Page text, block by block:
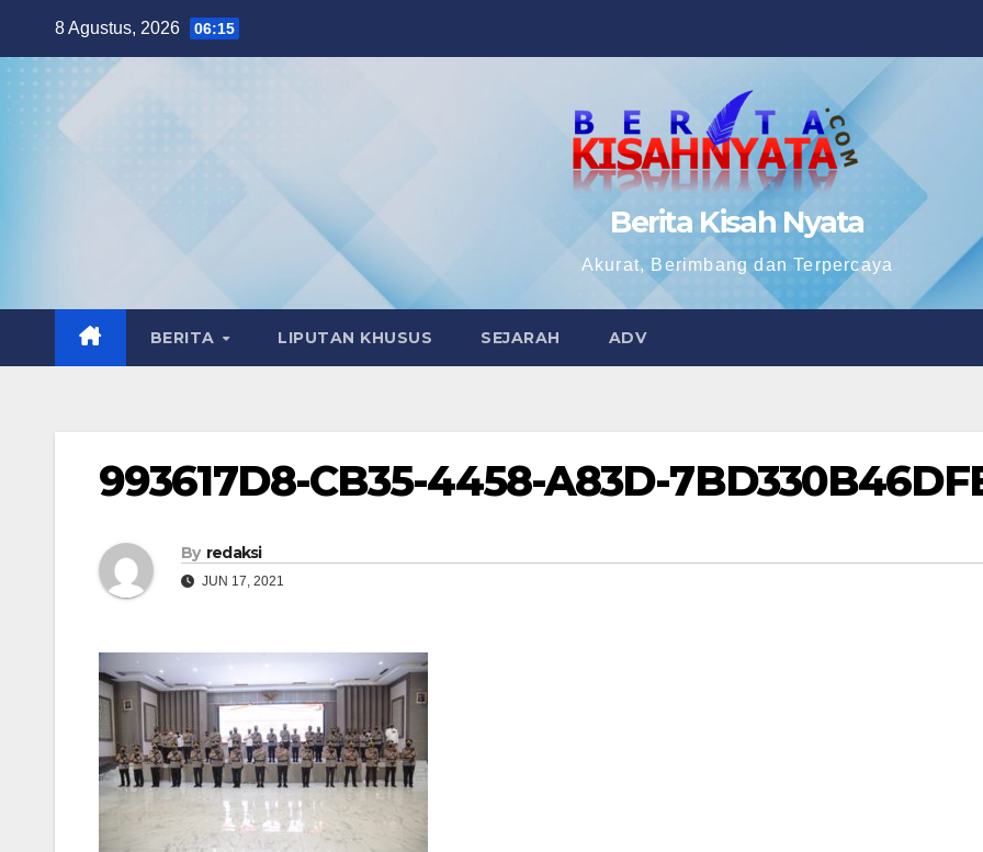
content
8 Agustus, 2026 06:15
Berita Kisah Nyata
Akurat, Berimbang dan Terpercaya
BERITA LIPUTAN KHUSUS SEJARAH ADV
993617D8-CB35-4458-A83D-
By redaksi
JUN 17, 2021